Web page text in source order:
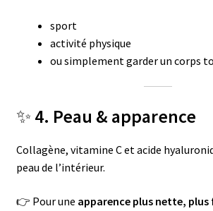
sport
activité physique
ou simplement garder un corps
✨ 4. Peau & apparence
Collagène, vitamine C et acide
peau de l’intérieur.
👉 Pour une apparence plus nette, plus